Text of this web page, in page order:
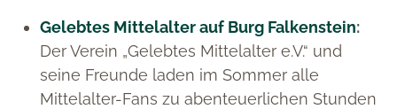
Gelebtes Mittelalter auf Burg Falkenstein:
Der Verein „Gelebtes Mittelalter e.V.“ und
seine Freunde laden im Sommer alle
Mittelalter-Fans zu abenteuerlichen Stunden